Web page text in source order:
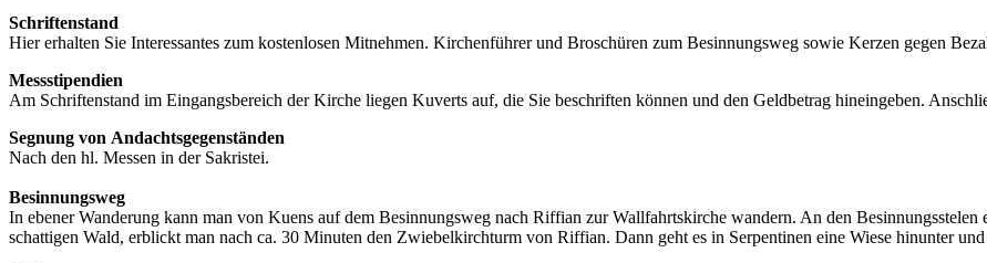
Schriftenstand
Hier erhalten Sie Interessantes zum kostenlosen Mitnehmen. Kirchenführer und Broschüren zum Besinnungsweg sowie Kerzen gegen
Messstipendien
Am Schriftenstand im Eingangsbereich der Kirche liegen Kuverts auf, die Sie beschriften können und den Geldbetrag hineingeben.
Segnung von Andachtsgegenständen
Nach den hl. Messen in der Sakristei.
Besinnungsweg
In ebener Wanderung kann man von Kuens auf dem Besinnungsweg nach Riffian zur Wallfahrtskirche wandern. An den
schattigen Wald, erblickt man nach ca. 30 Minuten den Zwiebelkirchturm von Riffian. Dann geht es in Serpentinen eine Wiese hinunter